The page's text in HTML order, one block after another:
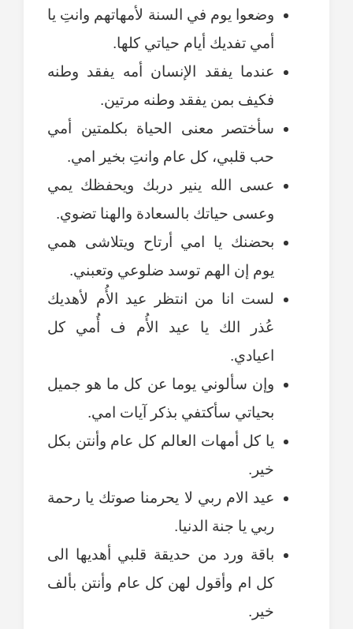
وضعوا يوم في السنة لأمهاتهم وانتِ يا
أمي تفديك أيام حياتي كلها.
عندما يفقد الإنسان أمه يفقد وطنه
فكيف بمن يفقد وطنه مرتين.
سأختصر معنى الحياة بكلمتين أمي
حب قلبي، كل عام وانتِ بخير امي.
عسى الله ينير دربك ويحفظك يمي
وعسى حياتك بالسعادة والهنا تضوي.
بحضنك يا امي أرتاح ويتلاشى همي
يوم إن الهم توسد ضلوعي وتعبني.
لست انا من انتظر عيد الأُم لأهديك
عُذر الك يا عيد الأُم ف أُمي كل
اعيادي.
وإن سألوني يوما عن كل ما هو جميل
بحياتي سأكتفي بذكر آيات امي.
يا كل أمهات العالم كل عام وأنتن بكل
خير.
عيد الام ربي لا يحرمنا صوتك يا رحمة
ربي يا جنة الدنيا.
باقة ورد من حديقة قلبي أهديها الى
كل ام وأقول لهن كل عام وأنتن بألف
خير.